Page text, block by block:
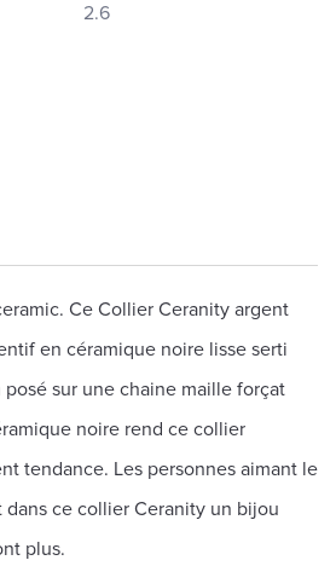
2.6
Ce Collier Ceranity argent
en céramique noire lisse serti
sur une chaine maille forçat
noire rend ce collier
tendance. Les personnes aimant le
ce collier Ceranity un bijou
plus.